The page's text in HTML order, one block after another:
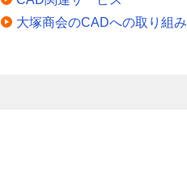
大塚商会のCADへの取り組み